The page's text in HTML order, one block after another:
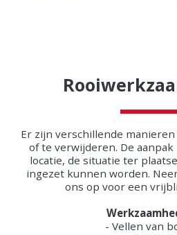
Er zijn verschillende
of te verwijderen. De
locatie, de situatie ter
ingezet kunnen worden.
ons op voor een
- Vellen van